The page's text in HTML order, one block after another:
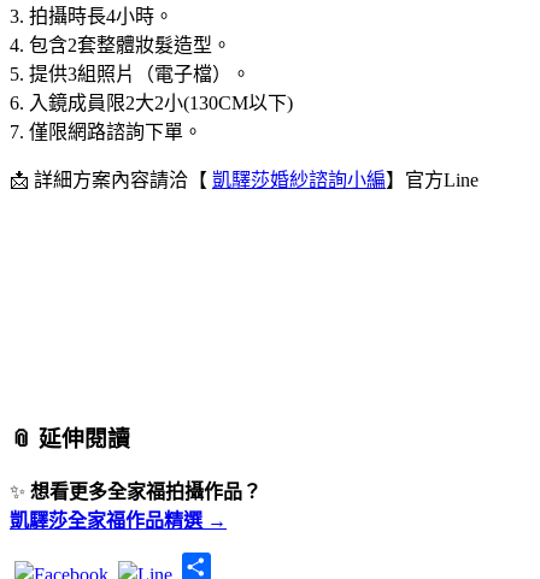
3. 拍攝時長4小時。
4. 包含2套整體妝髮造型。
5. 提供3組照片（電子檔）。
6. 入鏡成員限2大2小(130CM以下)
7. 僅限網路諮詢下單。
📩 詳細方案內容請洽【 凱驛莎婚紗諮詢小編】官方Line
📎 延伸閱讀
✨ 想看更多全家福拍攝作品？
凱驛莎全家福作品精選 →